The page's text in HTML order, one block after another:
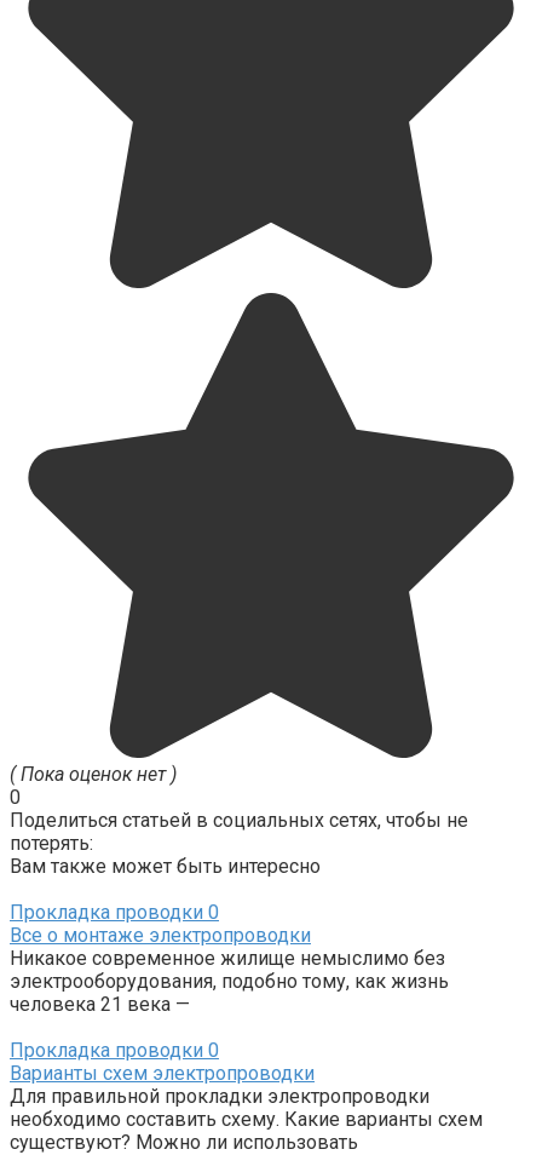
( Пока оценок нет )
0
Поделиться статьей в социальных сетях, чтобы не
потерять:
Вам также может быть интересно
Прокладка проводки 0
Все о монтаже электропроводки
Никакое современное жилище немыслимо без
электрооборудования, подобно тому, как жизнь
человека 21 века —
Прокладка проводки 0
Варианты схем электропроводки
Для правильной прокладки электропроводки
необходимо составить схему. Какие варианты схем
существуют? Можно ли использовать